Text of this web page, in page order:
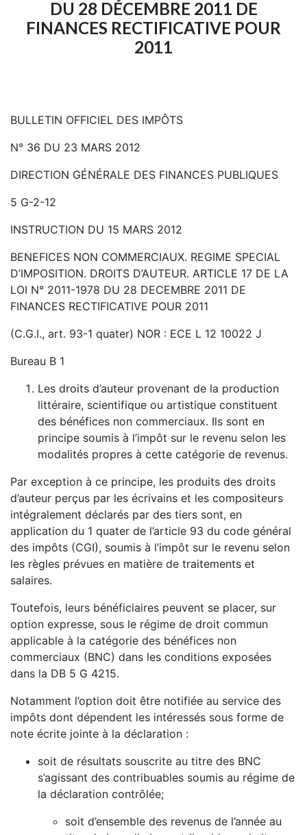
DU 28 DÉCEMBRE 2011 DE
FINANCES RECTIFICATIVE POUR
2011
BULLETIN OFFICIEL DES IMPÔTS
N° 36 DU 23 MARS 2012
DIRECTION GÉNÉRALE DES FINANCES PUBLIQUES
5 G-2-12
INSTRUCTION DU 15 MARS 2012
BENEFICES NON COMMERCIAUX. REGIME SPECIAL
D’IMPOSITION. DROITS D’AUTEUR. ARTICLE 17 DE LA
LOI N° 2011-1978 DU 28 DECEMBRE 2011 DE
FINANCES RECTIFICATIVE POUR 2011
(C.G.I., art. 93-1 quater) NOR : ECE L 12 10022 J
Bureau B 1
Les droits d’auteur provenant de la production
littéraire, scientifique ou artistique constituent
des bénéfices non commerciaux. Ils sont en
principe soumis à l’impôt sur le revenu selon les
modalités propres à cette catégorie de revenus.
Par exception à ce principe, les produits des droits
d’auteur perçus par les écrivains et les compositeurs
intégralement déclarés par des tiers sont, en
application du 1 quater de l’article 93 du code général
des impôts (CGI), soumis à l’impôt sur le revenu selon
les règles prévues en matière de traitements et
salaires.
Toutefois, leurs bénéficiaires peuvent se placer, sur
option expresse, sous le régime de droit commun
applicable à la catégorie des bénéfices non
commerciaux (BNC) dans les conditions exposées
dans la DB 5 G 4215.
Notamment l’option doit être notifiée au service des
impôts dont dépendent les intéressés sous forme de
note écrite jointe à la déclaration :
soit de résultats souscrite au titre des BNC
s’agissant des contribuables soumis au régime de
la déclaration contrôlée;
soit d’ensemble des revenus de l’année au